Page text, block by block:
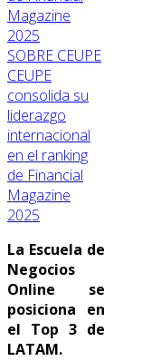
SOBRE CEUPE
CEUPE
consolida su
liderazgo
internacional
en el ranking
de Financial
Magazine
2025
La Escuela de
Negocios
Online se
posiciona en
el Top 3 de
LATAM.